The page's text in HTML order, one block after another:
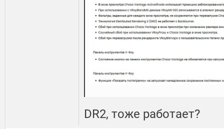
DR2, тоже работает?